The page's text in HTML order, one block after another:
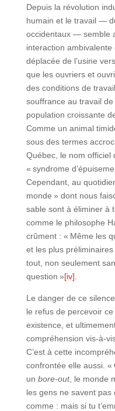
Depuis la révolution
humain et le travail —
occidentaux — semble
interaction ambivalente
déplacée de l’usine
que les ouvriers et
des conditions de
souffrance au travail
population croissante
Comme un animal
sous des termes
Québec, le nom officiel
« syndrome
Cependant, au
monde » dont nous
sable sont à éliminer à
comme le philosophe
crûment : « Même les
et les plus préliminaires
tout, non seulement
question »[iv]
Le danger de ce
le refus de percevoir
existence, et
compréhension vis-à-
C’est à cette
confrontée elle aussi. «
un bore-out, le monde
les gens ne savent pas
comme : mais si tu